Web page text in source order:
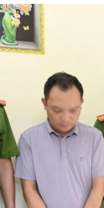
- Gia đình
Văn học